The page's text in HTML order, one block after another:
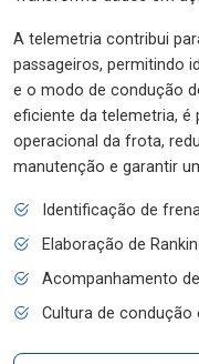
A telemetria contribui
passageiros, permitindo
e o modo de condução
eficiente da telemetria, é
operacional da frota,
manutenção e garantir
Identificação de
Elaboração de
Acompanhamento
Cultura de